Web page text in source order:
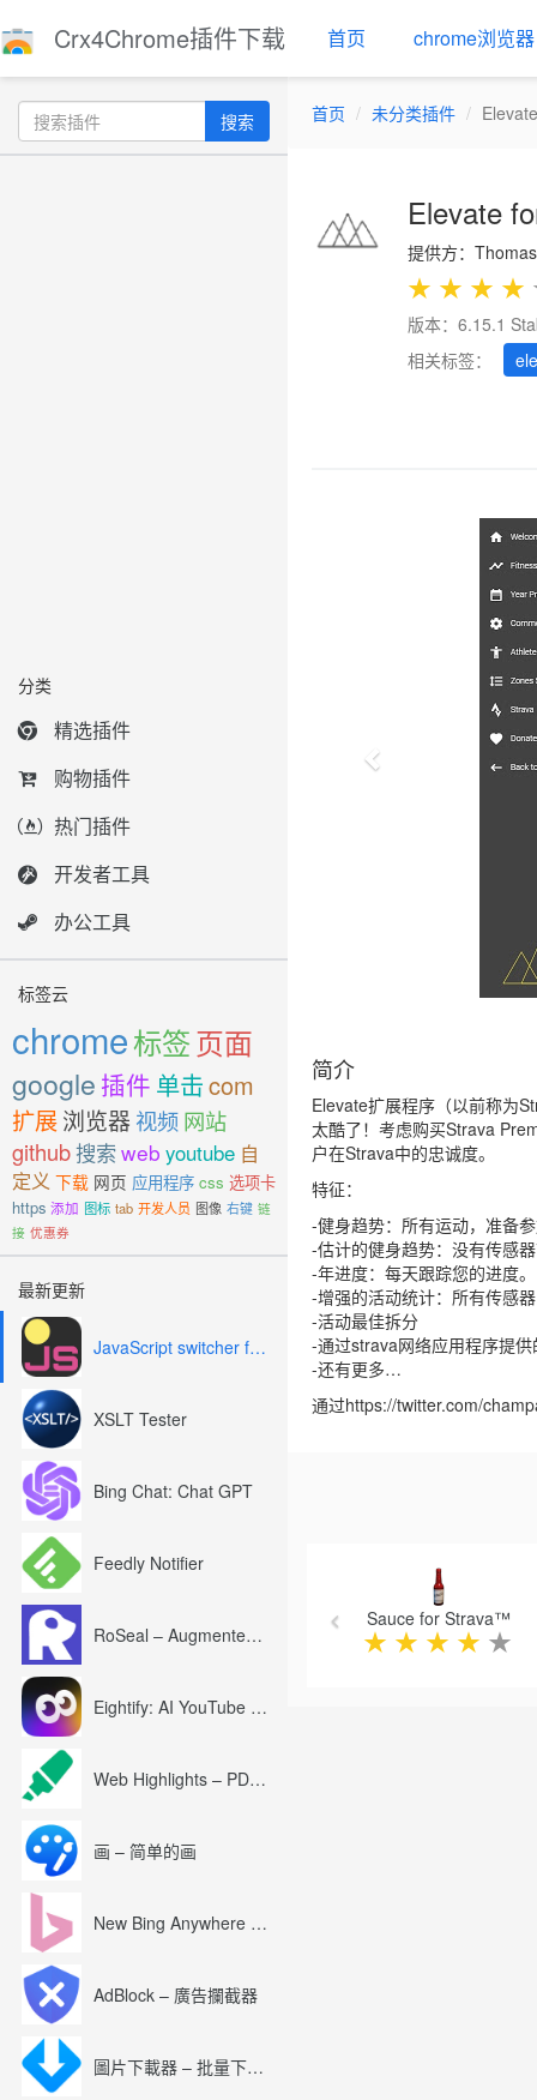
Crx4Chrome插件下载 首页 chrome浏览器
搜索
分类
精选插件
购物插件
热门插件
开发者工具
办公工具
标签云
chrome标签页面
google 插件 单击com
扩展浏览器 视频网站
github搜索web youtube 自
定义 下载 网页 应用程序 css 选项卡
https 添加 图标 tab 开发人员 图像 右键 链
接 优惠券
最新更新
JavaScript switcher for SEO and development
XSLT Tester
Bing Chat: Chat GPT
Feedly Notifier
RoSeal – Augmented Roblox Experience
Eightify: AI YouTube Summary with ChatGPT
Web Highlights – PDF & Web Highlighter
画 – 简单的画
New Bing Anywhere (Bing Chat GPT-4)
AdBlock – 廣告攔截器
圖片下載器 – 批量下載圖片
首页 未分类插件
Elevate
提供方：
★ ★ ★ ★
版本：6.15.1
相关标签：
简介
Elevate扩展程序（以前称为
太酷了！考虑购买Strava
户在Strava中的忠诚度。
特征：
-健身趋势：所有运动，准备
-估计的健身趋势：没有传感
-年进度：每天跟踪您的进度。
-增强的活动统计：所有传感
-活动最佳拆分
-通过strava网络应用程序提
-还有更多…
通过https://twitter.com/
Sauce for Strava™
★ ★ ★ ★ ★